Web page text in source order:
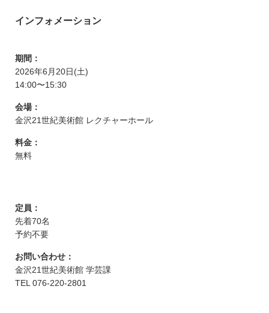
インフォメーション
期間：
2026年6月20日(土)
14:00〜15:30
会場：
金沢21世紀美術館 レクチャーホール
料金：
無料
定員：
先着70名
予約不要
お問い合わせ：
金沢21世紀美術館 学芸課
TEL 076-220-2801